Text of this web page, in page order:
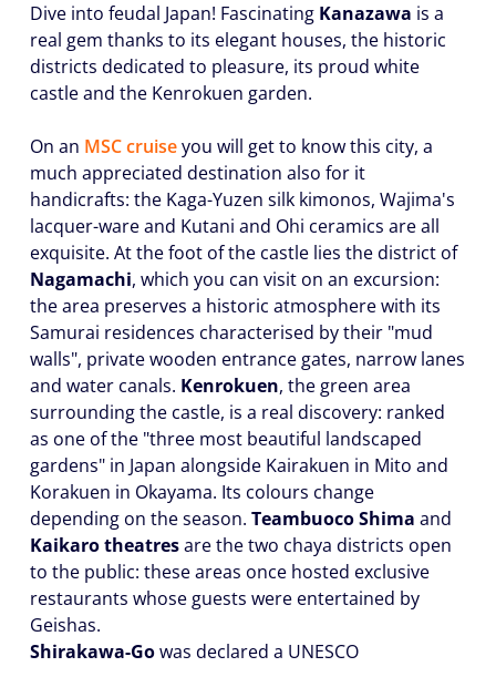
Dive into feudal Japan! Fascinating Kanazawa is a
real gem thanks to its elegant houses, the historic
districts dedicated to pleasure, its proud white
castle and the Kenrokuen garden.
On an MSC cruiseyou will get to know this city, a
much appreciated destination also for it
handicrafts: the Kaga-Yuzen silk kimonos, Wajima's
lacquer-ware and Kutani and Ohi ceramics are all
exquisite. At the foot of the castle lies the district of
Nagamachi, which you can visit on an excursion:
the area preserves a historic atmosphere with its
Samurai residences characterised by their "mud
walls", private wooden entrance gates, narrow lanes
and water canals. Kenrokuen, the green area
surrounding the castle, is a real discovery: ranked
as one of the "three most beautiful landscaped
gardens" in Japan alongside Kairakuen in Mito and
Korakuen in Okayama. Its colours change
depending on the season. Teambuoco Shima and
Kaikaro theatresare the two chaya districts open
to the public: these areas once hosted exclusive
restaurants whose guests were entertained by
Geishas.
Shirakawa-Gowas declared a UNESCO